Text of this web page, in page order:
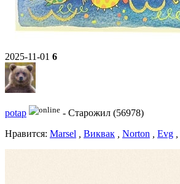
2025-11-01 6
potap - Старожил (56978)
Нравитcя: Marsel Виквак Norton Evg